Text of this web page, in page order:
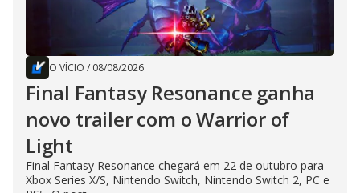
O VÍCIO / 08/08/2026
Final Fantasy Resonance ganha
novo trailer com o Warrior of
Light
Final Fantasy Resonance chegará em 22 de outubro para
Xbox Series X/S, Nintendo Switch, Nintendo Switch 2, PC e